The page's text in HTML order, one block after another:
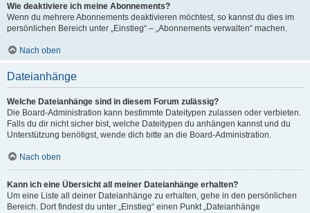
Wie deaktiviere ich meine Abonnements?
Wenn du mehrere Abonnements deaktivieren möchtest, so kannst du dies im
persönlichen Bereich unter „Einstieg“ – „Abonnements verwalten“ machen.
Nach oben
Dateianhänge
Welche Dateianhänge sind in diesem Forum zulässig?
Die Board-Administration kann bestimmte Dateitypen zulassen oder verbieten.
Falls du dir nicht sicher bist, welche Dateitypen du anhängen kannst und du
Unterstützung benötigst, wende dich bitte an die Board-Administration.
Nach oben
Kann ich eine Übersicht all meiner Dateianhänge erhalten?
Um eine Liste all deiner Dateianhänge zu erhalten, gehe in den persönlichen
Bereich. Dort findest du unter „Einstieg“ einen Punkt „Dateianhänge